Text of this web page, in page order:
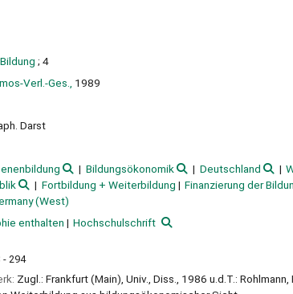
; 4
Verl.-Ges.,
1989
Darst
Bildungsökonomik Deutschland
Fortbildung + Weiterbildung Finanzierung der
(West)
enthalten
Hochschulschrift
- 294
Zugl.: Frankfurt (Main), Univ., Diss., 1986 u.d.T.: